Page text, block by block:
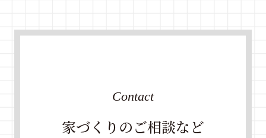
家づくりのご相談など
Contact